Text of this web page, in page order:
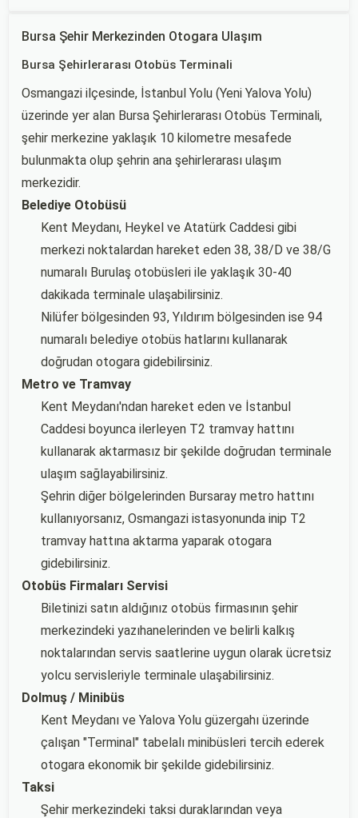
Bursa Şehir Merkezinden Otogara Ulaşım
Bursa Şehirlerarası Otobüs Terminali
Osmangazi ilçesinde, İstanbul Yolu (Yeni Yalova Yolu)
üzerinde yer alan Bursa Şehirlerarası Otobüs Terminali,
şehir merkezine yaklaşık 10 kilometre mesafede
bulunmakta olup şehrin ana şehirlerarası ulaşım
merkezidir.
Belediye Otobüsü
Kent Meydanı, Heykel ve Atatürk Caddesi gibi
merkezi noktalardan hareket eden 38, 38/D ve 38/G
numaralı Burulaş otobüsleri ile yaklaşık 30-40
dakikada terminale ulaşabilirsiniz.
Nilüfer bölgesinden 93, Yıldırım bölgesinden ise 94
numaralı belediye otobüs hatlarını kullanarak
doğrudan otogara gidebilirsiniz.
Metro ve Tramvay
Kent Meydanı'ndan hareket eden ve İstanbul
Caddesi boyunca ilerleyen T2 tramvay hattını
kullanarak aktarmasız bir şekilde doğrudan terminale
ulaşım sağlayabilirsiniz.
Şehrin diğer bölgelerinden Bursaray metro hattını
kullanıyorsanız, Osmangazi istasyonunda inip T2
tramvay hattına aktarma yaparak otogara
gidebilirsiniz.
Otobüs Firmaları Servisi
Biletinizi satın aldığınız otobüs firmasının şehir
merkezindeki yazıhanelerinden ve belirli kalkış
noktalarından servis saatlerine uygun olarak ücretsiz
yolcu servisleriyle terminale ulaşabilirsiniz.
Dolmuş / Minibüs
Kent Meydanı ve Yalova Yolu güzergahı üzerinde
çalışan "Terminal" tabelalı minibüsleri tercih ederek
otogara ekonomik bir şekilde gidebilirsiniz.
Taksi
Şehir merkezindeki taksi duraklarından veya